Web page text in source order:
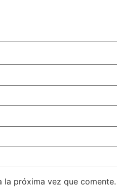
la próxima vez que comente.